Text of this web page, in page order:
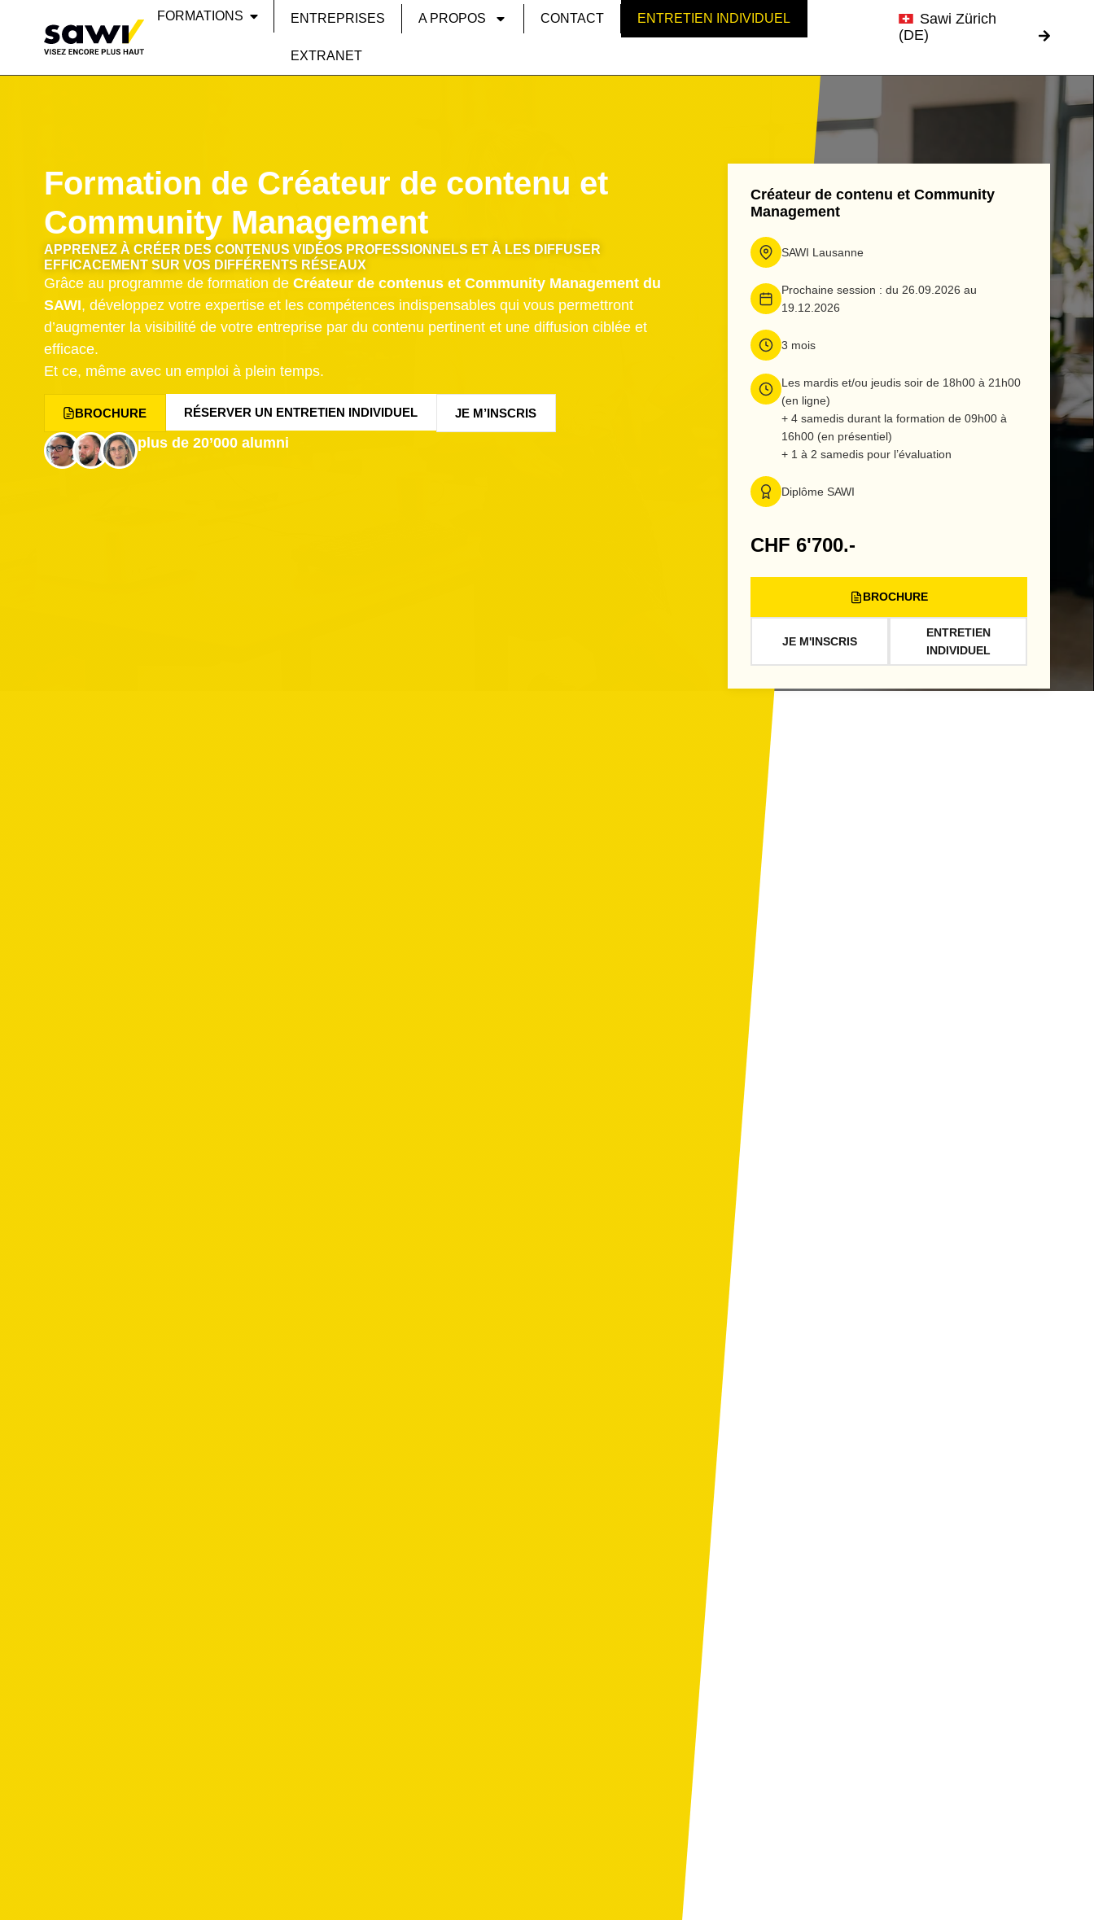
FORMATIONS ENTREPRISES A PROPOS CONTACT ENTRETIEN INDIVIDUEL
EXTRANET
Sawi Zürich
(DE)
Formation de Créateur de contenu et
Community Management
APPRENEZ À CRÉER DES CONTENUS VIDÉOS PROFESSIONNELS ET À LES DIFFUSER
EFFICACEMENT SUR VOS DIFFÉRENTS RÉSEAUX
Grâce au programme de formation de Créateur de contenus et Community Management du
SAWI, développez votre expertise et les compétences indispensables qui vous permettront
d’augmenter la visibilité de votre entreprise par du contenu pertinent et une diffusion ciblée et
efficace.
Et ce, même avec un emploi à plein temps.
BROCHURE RÉSERVER UN ENTRETIEN INDIVIDUEL JE M’INSCRIS
plus de 20’000 alumni
Créateur de contenu et Community
Management
SAWI Lausanne
Prochaine session : du 26.09.2026 au
19.12.2026
3 mois
Les mardis et/ou jeudis soir de 18h00 à 21h00
(en ligne)
+ 4 samedis durant la formation de 09h00 à
16h00 (en présentiel)
+ 1 à 2 samedis pour l’évaluation
Diplôme SAWI
CHF 6'700.-
BROCHURE
JE M'INSCRIS
ENTRETIEN
INDIVIDUEL